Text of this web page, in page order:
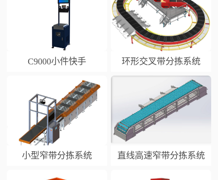
C9000小件快手 环形交叉带分拣系统
小型窄带分拣系统 直线高速窄带分拣系统